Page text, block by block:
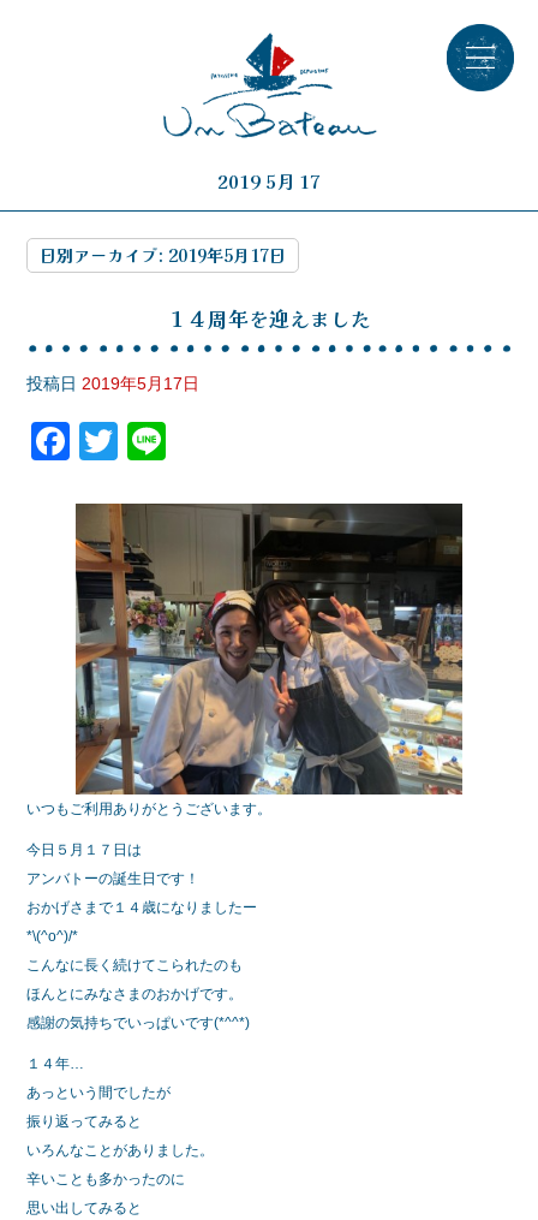
2019 5月 17
日別アーカイブ: 2019年5月17日
１４周年を迎えました
投稿日 2019年5月17日
F
c
e
b
o
o
k
T
tt
er
e
いつもご利用ありがとうございます。
今日５月１７日は
アンバトーの誕生日です！
おかげさまで１４歳になりましたー
*\(^o^)/*
こんなに長く続けてこられたのも
ほんとにみなさまのおかげです。
感謝の気持ちでいっぱいです(*^^*)
１４年…
あっという間でしたが
振り返ってみると
いろんなことがありました。
辛いことも多かったのに
思い出してみると